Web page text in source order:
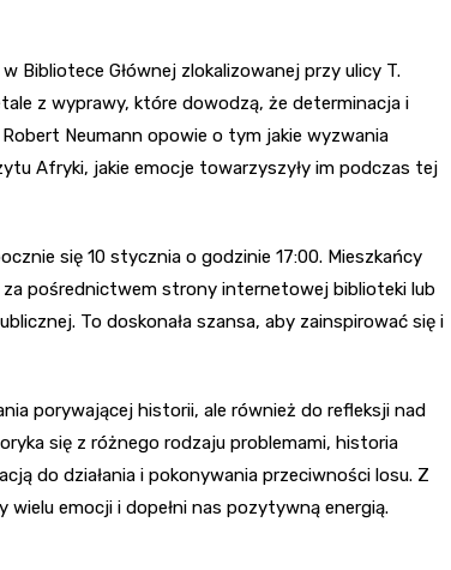
Bibliotece Głównej zlokalizowanej przy ulicy T.
z wyprawy, które dowodzą, że determinacja i
Neumann opowie o tym jakie wyzwania
Afryki, jakie emocje towarzyszyły im podczas tej
się 10 stycznia o godzinie 17:00. Mieszkańcy
pośrednictwem strony internetowej biblioteki lub
To doskonała szansa, aby zainspirować się i
porywającej historii, ale również do refleksji nad
się z różnego rodzaju problemami, historia
do działania i pokonywania przeciwności losu. Z
emocji i dopełni nas pozytywną energią.